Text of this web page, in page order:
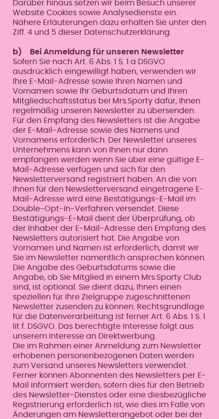
Darüber hinaus setzen wir beim Besuch unserer
Website Cookies sowie Analysedienste ein.
Nähere Erläuterungen dazu erhalten Sie unter den
Ziff. 4 und 5 dieser Datenschutzerklärung.
b) Bei Anmeldung für unseren Newsletter
Sofern Sie nach Art. 6 Abs. 1 S. 1 a DSGVO
ausdrücklich eingewilligt haben, verwenden wir
Ihre E-Mail-Adresse sowie Ihren Namen und
Vornamen sowie Ihr Geburtsdatum und Ihren
Mitgliedschaftsstatus bei Mrs.Sporty dafür, Ihnen
regelmäßig unseren Newsletter zu übersenden.
Für den Empfang des Newsletters ist die Angabe
der E-Mail-Adresse sowie des Namens und
Vornamens erforderlich. Der Newsletter unseres
Unternehmens kann von Ihnen nur dann
empfangen werden wenn Sie über eine gültige E-
Mail-Adresse verfügen und sich für den
Newsletterversand registriert haben. An die von
Ihnen für den Newsletterversand eingetragene E-
Mail-Adresse wird eine Bestätigungs-E-Mail im
Double-Opt-in-Verfahren versendet. Diese
Bestätigungs-E-Mail dient der Überprüfung, ob
der Inhaber der E-Mail-Adresse den Empfang des
Newsletters autorisiert hat. Die Angabe von
Vornamen und Namen ist erforderlich, damit wir
Sie im Newsletter namentlich ansprechen können.
Die Angabe des Geburtsdatums sowie die
Angabe, ob Sie Mitglied in einem Mrs.Sporty Club
sind, ist optional. Sie dient dazu, Ihnen einen
speziellen für Ihre Zielgruppe zugeschnittenen
Newsletter zusenden zu können. Rechtsgrundlage
für die Datenverarbeitung ist ferner Art. 6 Abs. 1 S. 1
lit f. DSGVO. Das berechtigte Interesse folgt aus
unserem Interesse an Direktwerbung.
Die im Rahmen einer Anmeldung zum Newsletter
erhobenen personenbezogenen Daten werden
zum Versand unseres Newsletters verwendet.
Ferner können Abonnenten des Newsletters per E-
Mail informiert werden, sofern dies für den Betrieb
des Newsletter-Dienstes oder eine diesbezügliche
Registrierung erforderlich ist, wie dies im Falle von
Änderungen am Newsletterangebot oder bei der